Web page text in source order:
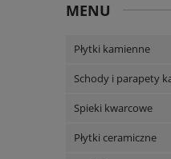
MENU
Płytki kamienne
Schody i parapety
Spieki kwarcowe
Płytki ceramiczne